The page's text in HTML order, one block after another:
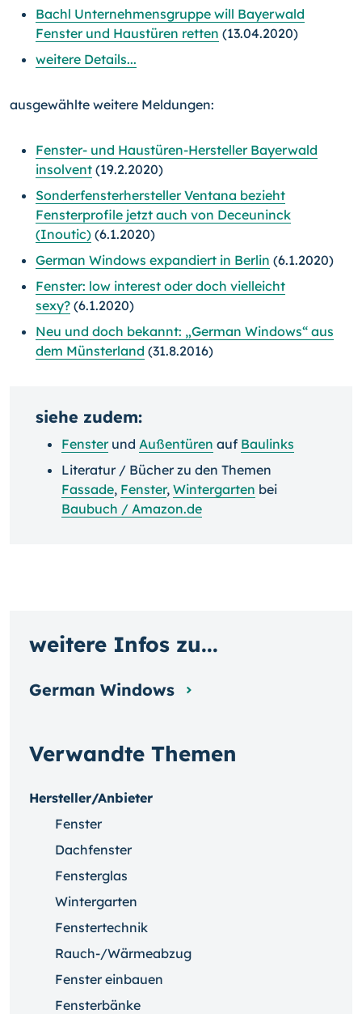
Bachl Unternehmensgruppe will Bayerwald
Fenster und Haustüren retten (13.04.2020)
weitere Details...
ausgewählte weitere Meldungen:
Fenster- und Haustüren-Hersteller Bayerwald
insolvent (19.2.2020)
Sonderfensterhersteller Ventana bezieht
Fensterprofile jetzt auch von Deceuninck
(Inoutic) (6.1.2020)
German Windows expandiert in Berlin (6.1.2020)
Fenster: low interest oder doch vielleicht
sexy? (6.1.2020)
Neu und doch bekannt: „German Windows“ aus
dem Münsterland (31.8.2016)
siehe zudem:
Fensterund Außentüren auf Baulinks
Literatur / Bücher zu den Themen
Fassade, Fenster, Wintergarten bei
Baubuch / Amazon.de
Verwandte Themen
Hersteller/Anbieter
Fenster
Dachfenster
Fensterglas
Wintergarten
Fenstertechnik
Rauch-/Wärmeabzug
Fenster einbauen
Fensterbänke
weitere Infos zu...
German Windows